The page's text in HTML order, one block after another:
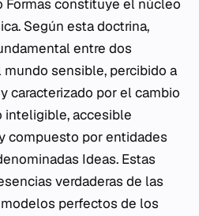
Formas constituye el núcleo
Según esta doctrina,
entre dos
sensible, percibido a
caracterizado por el cambio
inteligible, accesible
compuesto por entidades
Ideas. Estas
verdaderas de las
perfectos de los